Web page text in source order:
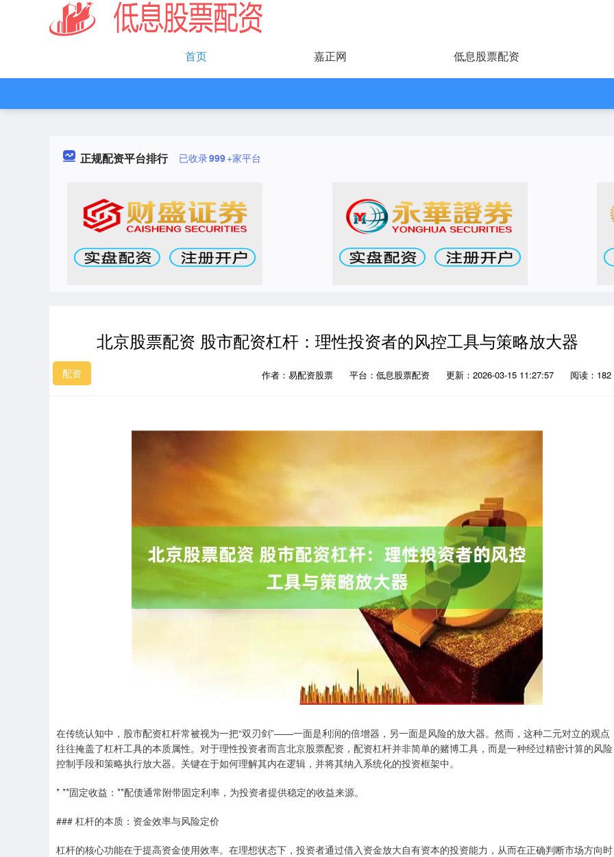
首页 嘉正网 低息股票配资
正规配资平台排行 已收录999+家平台
北京股票配资 股市配资杠杆：理性投资者的风控工具与策略放大器
配资 作者：易配资股票 平台：低息股票配资 更新：2026-03-15 11:27:57 阅读：182
在传统认知中，股市配资杠杆常被视为一把“双刃剑”——一面是利润的倍增器，另一面是风险的放大器。然而，这种二元对立的观点
往往掩盖了杠杆工具的本质属性。对于理性投资者而言北京股票配资，配资杠杆并非简单的赌博工具，而是一种经过精密计算的风险
控制手段和策略执行放大器。关键在于如何理解其内在逻辑，并将其纳入系统化的投资框架中。
* **固定收益：**配债通常附带固定利率，为投资者提供稳定的收益来源。
### 杠杆的本质：资金效率与风险定价
杠杆的核心功能在于提高资金使用效率。在理想状态下，投资者通过借入资金放大自有资本的投资能力，从而在正确判断市场方向时